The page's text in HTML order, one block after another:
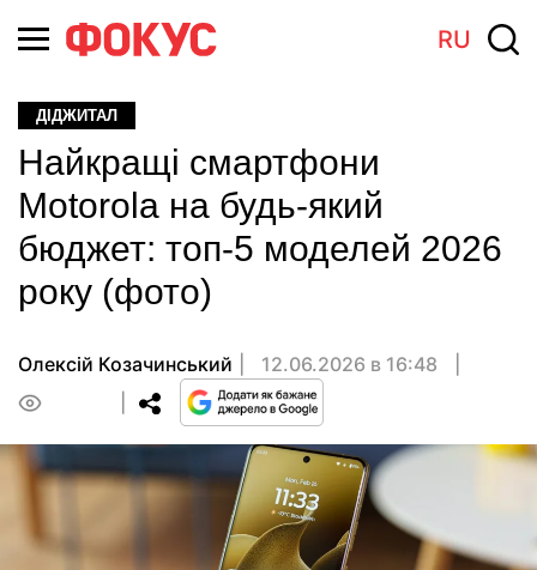
RU
ДІДЖИТАЛ
Найкращі смартфони
Motorola на будь-який
бюджет: топ-5 моделей 2026
року (фото)
Олексій Козачинський
12.06.2026 в 16:48